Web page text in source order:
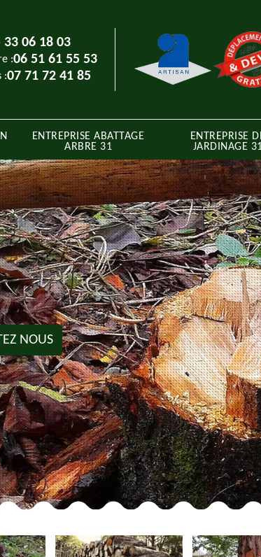
33 06 18 03
:06 51 61 55 53
:07 71 72 41 85
ENTREPRISE ABATTAGE
ARBRE 31
ENTREPRISE
JARDINAGE
NOUS